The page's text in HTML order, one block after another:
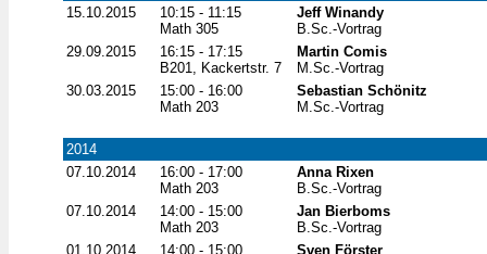
15.10.2015
10:15 - 11:15
Math 305
Jeff Winandy
B.Sc.-Vortrag
29.09.2015
16:15 - 17:15
B201, Kackertstr. 7
Martin Comis
M.Sc.-Vortrag
30.03.2015
15:00 - 16:00
Math 203
Sebastian Schönitz
M.Sc.-Vortrag
2014
07.10.2014
16:00 - 17:00
Math 203
Anna Rixen
B.Sc.-Vortrag
07.10.2014
14:00 - 15:00
Math 203
Jan Bierboms
B.Sc.-Vortrag
01.10.2014
14:00 - 15:00
Sven Förster